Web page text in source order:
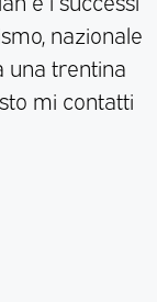
nazionale
una trentina
mi contatti